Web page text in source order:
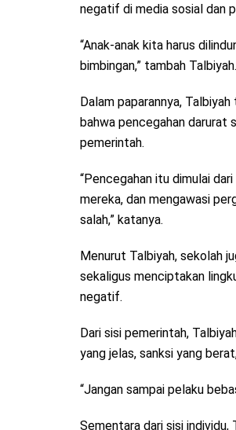
negatif di media sosial dan
“Anak-anak kita harus
bimbingan,” tambah Talbiyah.
Dalam paparannya,
bahwa pencegahan darurat
pemerintah.
“Pencegahan itu dimulai
mereka, dan mengawasi
salah,” katanya.
Menurut Talbiyah, sekolah
sekaligus menciptakan
negatif.
Dari sisi pemerintah,
yang jelas, sanksi yang
“Jangan sampai pelaku
Sementara dari sisi individu,